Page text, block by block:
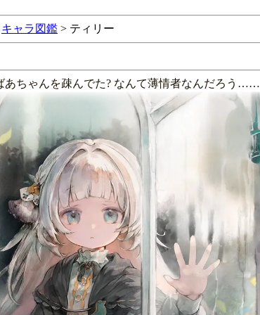
キャラ図鑑 > ティリー
あちゃんを疎んでた? なんて薄情者なんだろう……